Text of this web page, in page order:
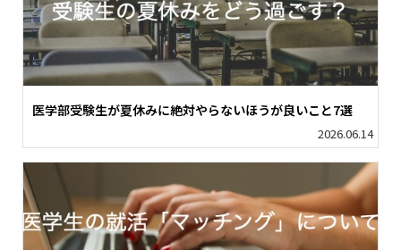
医学部受験生が夏休みに絶対やらないほうが良いこと7選
2026.06.14